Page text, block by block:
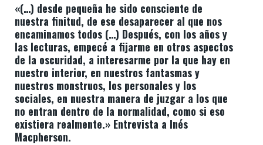
«(…) desde pequeña he sido consciente de
nuestra finitud, de ese desaparecer al que nos
encaminamos todos (…) Después, con los años y
las lecturas, empecé a fijarme en otros aspectos
de la oscuridad, a interesarme por la que hay en
nuestro interior, en nuestros fantasmas y
nuestros monstruos, los personales y los
sociales, en nuestra manera de juzgar a los que
no entran dentro de la normalidad, como si eso
existiera realmente.» Entrevista a Inés
Macpherson.